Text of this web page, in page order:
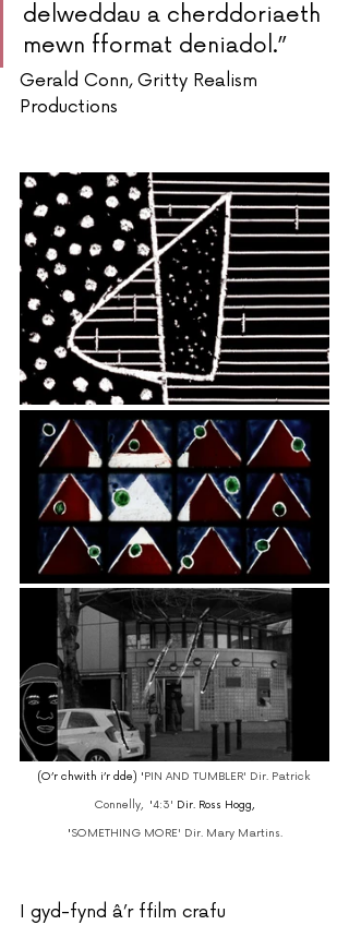
delweddau a cherddoriaeth
mewn fformat deniadol.”
Gerald Conn, Gritty Realism
Productions
(O’r chwith i’r dde) ' PIN AND TUMBLER' Dir. Patrick
Connelly, '4:3' Dir. Ross Hogg,
'SOMETHING MORE' Dir. Mary Martins.
I gyd-fynd â’r ffilm crafu